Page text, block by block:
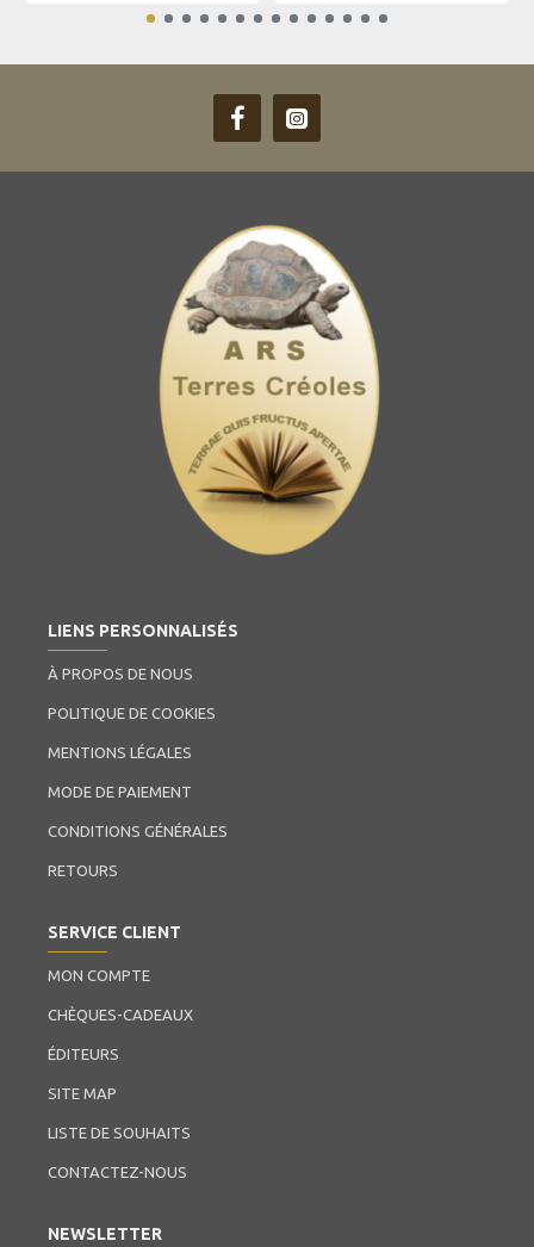
LIENS PERSONNALISÉS
À PROPOS DE NOUS
POLITIQUE DE COOKIES
MENTIONS LÉGALES
MODE DE PAIEMENT
CONDITIONS GÉNÉRALES
RETOURS
SERVICE CLIENT
MON COMPTE
CHÈQUES-CADEAUX
ÉDITEURS
SITE MAP
LISTE DE SOUHAITS
CONTACTEZ-NOUS
NEWSLETTER